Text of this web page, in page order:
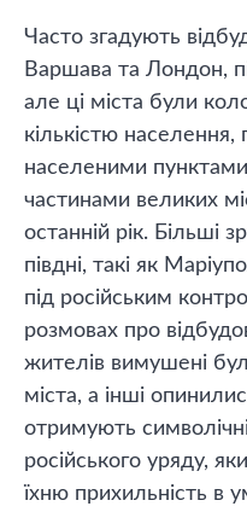
Часто згадують
Варшава та Лондон,
але ці міста були
кількістю населення,
населеними
частинами великих
останній рік. Більші
півдні, такі як
під російським
розмовах про
жителів вимушені
міста, а інші
отримують
російського уряду,
їхню прихильність в